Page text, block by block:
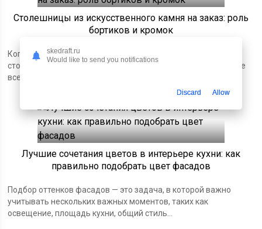
Столешницы из искусственного камня на заказ: роль
бортиков и кромок
Когда Вы будете для своей ванной или кухни заказывать
столешницу из искусственного камня, производитель скорее
всего спросит Вас про необходимость...
Лучшие сочетания цветов в интерьере кухни: как
правильно подобрать цвет фасадов
Подбор оттенков фасадов — это задача, в которой важно
учитывать нескольких важных моментов, таких как
освещение, площадь кухни, общий стиль...
skedraft.ru
Would like to send you notifications
Discard Allow